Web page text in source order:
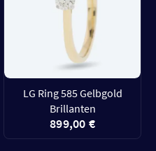
LG Ring 585 Gelbgold
Brillanten
899,00 €